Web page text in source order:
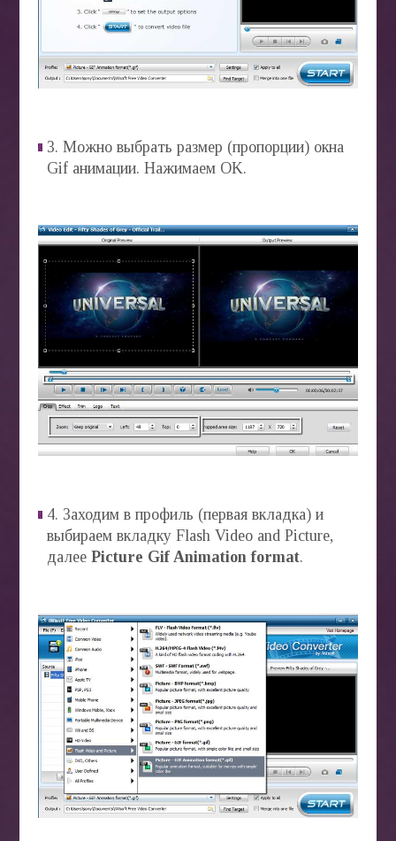
3. Можно выбрать размер (пропорции) окна
Gif анимации. Нажимаем OK.
4. Заходим в профиль (первая вкладка) и
выбираем вкладку Flash Video and Picture,
далееPicture Gif Animation format.